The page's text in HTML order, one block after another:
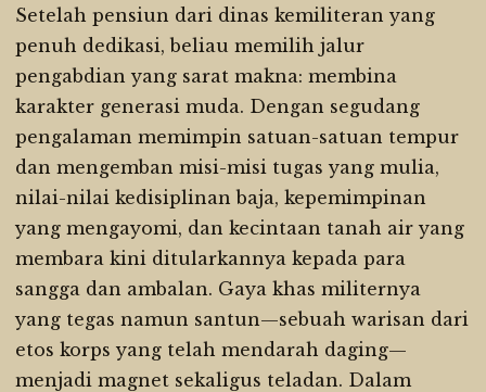
Setelah pensiun dari dinas kemiliteran yang
penuh dedikasi, beliau memilih jalur
pengabdian yang sarat makna: membina
karakter generasi muda. Dengan segudang
pengalaman memimpin satuan-satuan tempur
dan mengemban misi-misi tugas yang mulia,
nilai-nilai kedisiplinan baja, kepemimpinan
yang mengayomi, dan kecintaan tanah air yang
membara kini ditularkannya kepada para
sangga dan ambalan. Gaya khas militernya
yang tegas namun santun—sebuah warisan dari
etos korps yang telah mendarah daging—
menjadi magnet sekaligus teladan. Dalam